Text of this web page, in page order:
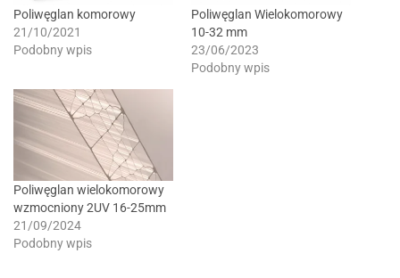
Poliwęglan komorowy
21/10/2021
Podobny wpis
Poliwęglan Wielokomorowy
10-32 mm
23/06/2023
Podobny wpis
Poliwęglan wielokomorowy
wzmocniony 2UV 16-25mm
21/09/2024
Podobny wpis